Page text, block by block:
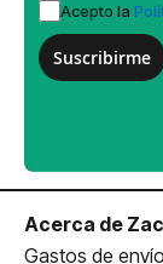
Acepto la
Suscribirme
Acerca de
Gastos de envío